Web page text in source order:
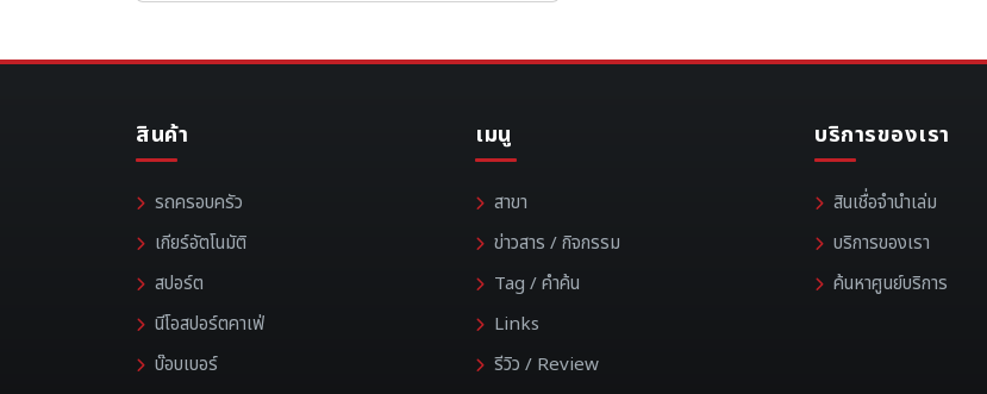
สินค้า
รถครอบครัว
เกียร์อัตโนมัติ
สปอร์ต
นีโอสปอร์ตคาเฟ่
บ๊อบเบอร์
เมนู
สาขา
ข่าวสาร / กิจกรรม
Tag / คำค้น
Links
รีวิว / Review
บริการของเรา
สินเชื่อจำนำเล่ม
บริการของเรา
ค้นหาศูนย์บริการ